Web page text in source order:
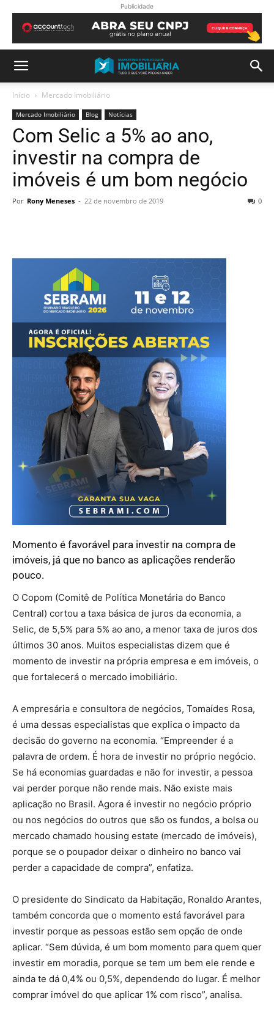
Publicidade
Início Mercado Imobiliário
Mercado Imobiliário Blog Notícias
Com Selic a 5% ao ano,
investir na compra de
imóveis é um bom negócio
Por Rony Meneses - 22 de novembro de 2019 0
Momento é favorável para investir na compra de
imóveis, já que no banco as aplicações renderão
pouco.
O Copom (Comitê de Política Monetária do Banco
Central) cortou a taxa básica de juros da economia, a
Selic, de 5,5% para 5% ao ano, a menor taxa de juros dos
últimos 30 anos. Muitos especialistas dizem que é
momento de investir na própria empresa e em imóveis, o
que fortalecerá o mercado imobiliário.
A empresária e consultora de negócios, Tomaídes Rosa,
é uma dessas especialistas que explica o impacto da
decisão do governo na economia. “Empreender é a
palavra de ordem. É hora de investir no próprio negócio.
Se há economias guardadas e não for investir, a pessoa
vai perder porque não rende mais. Não existe mais
aplicação no Brasil. Agora é investir no negócio próprio
ou nos negócios do outros que são os fundos, a bolsa ou
mercado chamado housing estate (mercado de imóveis),
porque se o poupador deixar o dinheiro no banco vai
perder a capacidade de compra”, enfatiza.
O presidente do Sindicato da Habitação, Ronaldo Arantes,
também concorda que o momento está favorável para
investir porque as pessoas estão sem opção de onde
aplicar. “Sem dúvida, é um bom momento para quem quer
investir em moradia, porque se tem um bem ele rende e
ainda te dá 0,4% ou 0,5%, dependendo do lugar. É melhor
comprar imóvel do que aplicar 1% com risco”, analisa.